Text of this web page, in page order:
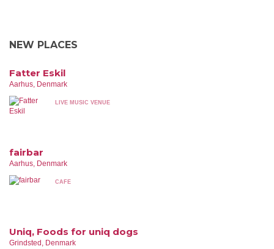
NEW PLACES
Fatter Eskil
Aarhus, Denmark
LIVE MUSIC VENUE
fairbar
Aarhus, Denmark
CAFE
Uniq, Foods for uniq dogs
Grindsted, Denmark